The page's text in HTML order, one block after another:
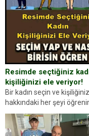
Resimde seçtiğiniz
kişiliğinizi ele veriyor!
Bir kadın seçin ve kişiliğiniz
hakkındaki her şeyi
kez karşınıza oldukça
kişilik testiyle çıkıyoruz.
gördüğünüz kadın